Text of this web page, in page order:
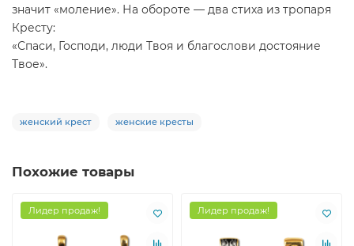
значит «моление». На обороте — два стиха из тропаря
Кресту:
«Спаси, Господи, люди Твоя и благослови достояние
Твое».
женский крест женские кресты
Похожие товары
Лидер продаж! Лидер продаж!